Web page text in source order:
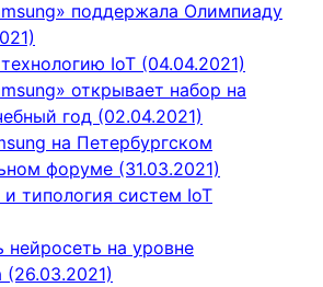
поддержала Олимпиаду
IoT (04.04.2021)
открывает набор на
год (02.04.2021)
на Петербургском
форуме (31.03.2021)
и типология систем IoT
нейросеть на уровне
(26.03.2021)